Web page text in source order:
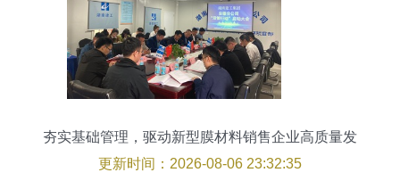
夯实基础管理，驱动新型膜材料销售企业高质量发
展
更新时间：2026-08-06 23:32:35